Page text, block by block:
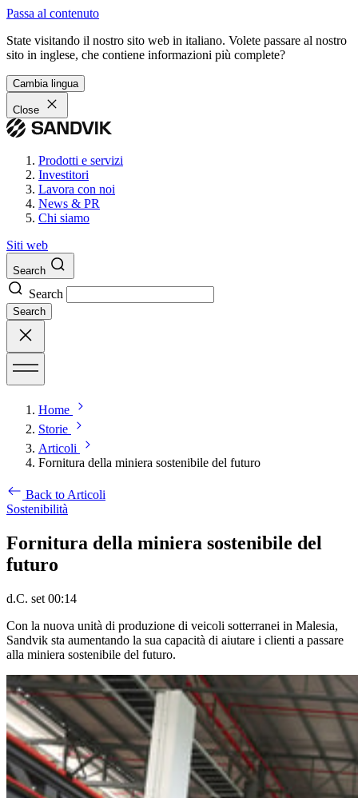
Passa al contenuto
State visitando il nostro sito web in italiano. Volete passare al nostro
sito in inglese, che contiene informazioni più complete?
Cambia lingua
Close
Prodotti e servizi
Investitori
Lavora con noi
News & PR
Chi siamo
Siti web
Search
Search
Search
Home
Storie
Articoli
Fornitura della miniera sostenibile del futuro
Back to Articoli
Sostenibilità
Fornitura della miniera sostenibile del
futuro
d.C. set 00:14
Con la nuova unità di produzione di veicoli sotterranei in Malesia,
Sandvik sta aumentando la sua capacità di aiutare i clienti a passare
alla miniera sostenibile del futuro.